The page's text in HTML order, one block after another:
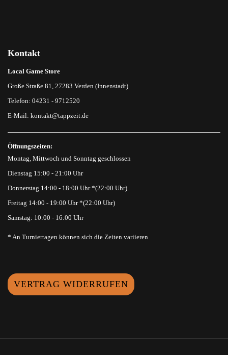
Kontakt
Local Game Store
Große Straße 81, 27283 Verden (Innenstadt)
Telefon: 04231 - 9712520
E-Mail: kontakt@tappzeit.de
Öffnungszeiten:
Montag, Mittwoch und Sonntag geschlossen
Dienstag 15:00 - 21:00 Uhr
Donnerstag 14:00 - 18:00 Uhr *(22:00 Uhr)
Freitag 14:00 - 19:00 Uhr *(22:00 Uhr)
Samstag: 10:00 - 16:00 Uhr
* An Turniertagen können sich die Zeiten variieren
VERTRAG WIDERRUFEN